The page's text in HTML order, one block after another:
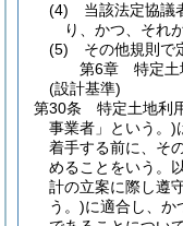
(4)
当該法定協議
り、かつ、それ
(5)
その他規則で
第6章
特定
(設計基準)
第30条
特定土地利
事業者」という。)
着手する前に、そ
めることをいう。
計の立案に際し遵
う。)に適合し、か